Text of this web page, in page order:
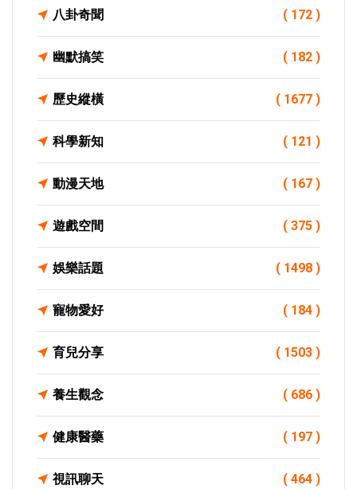
八卦奇聞 ( 172 )
幽默搞笑 ( 182 )
歷史縱橫 ( 1677 )
科學新知 ( 121 )
動漫天地 ( 167 )
遊戲空間 ( 375 )
娛樂話題 ( 1498 )
寵物愛好 ( 184 )
育兒分享 ( 1503 )
養生觀念 ( 686 )
健康醫藥 ( 197 )
視訊聊天 ( 464 )